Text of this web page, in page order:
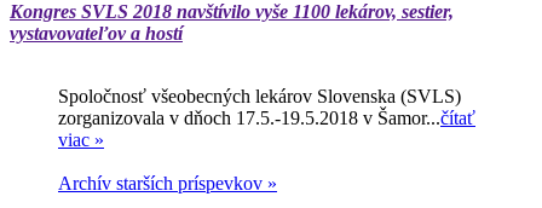
Kongres SVLS 2018 navštívilo vyše 1100 lekárov, sestier,
vystavovateľov a hostí
Spoločnosť všeobecných lekárov Slovenska (SVLS)
zorganizovala v dňoch 17.5.-19.5.2018 v Šamor...čítať
viac »
Archív starších príspevkov »